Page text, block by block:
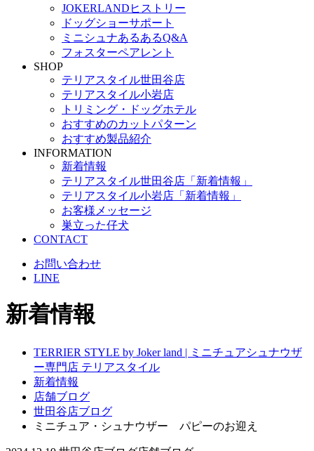
JOKERLANDヒストリー
ドッグショーサポート
ミニシュナあるあるQ&A
フォスターペアレント
SHOP
テリアスタイル世田谷店
テリアスタイル小岩店
トリミング・ドッグホテル
おすすめのカットパターン
おすすめ製品紹介
INFORMATION
新着情報
テリアスタイル世田谷店「新着情報」
テリアスタイル小岩店「新着情報」
お客様メッセージ
巣立った仔犬
CONTACT
お問い合わせ
LINE
新着情報
TERRIER STYLE by Joker land | ミニチュアシュナウザ
ー専門店 テリアスタイル
新着情報
店舗ブログ
世田谷店ブログ
ミニチュア・シュナウザー パピーのお迎え